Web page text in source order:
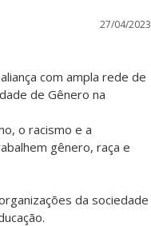
27/04/2023
com ampla rede de
de Gênero na
o racismo e a
gênero, raça e
da sociedade